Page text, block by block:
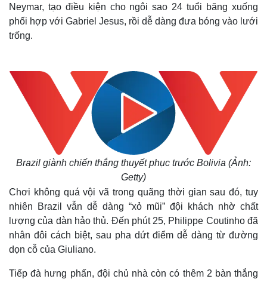
Neymar, tạo điều kiện cho ngôi sao 24 tuổi băng xuống
phối hợp với Gabriel Jesus, rồi dễ dàng đưa bóng vào lưới
trống.
Brazil giành chiến thắng thuyết phục trước Bolivia (Ảnh:
Getty)
Chơi không quá vội vã trong quãng thời gian sau đó, tuy
nhiên Brazil vẫn dễ dàng “xỏ mũi” đội khách nhờ chất
lượng của dàn hảo thủ. Đến phút 25, Philippe Coutinho đã
nhân đôi cách biệt, sau pha dứt điểm dễ dàng từ đường
dọn cỗ của Giuliano.
Tiếp đà hưng phấn, đội chủ nhà còn có thêm 2 bàn thắng